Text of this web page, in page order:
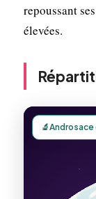
repoussant
élevées.